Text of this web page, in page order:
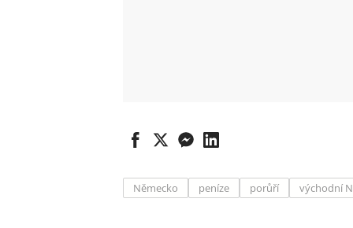
Německo peníze porůří východní